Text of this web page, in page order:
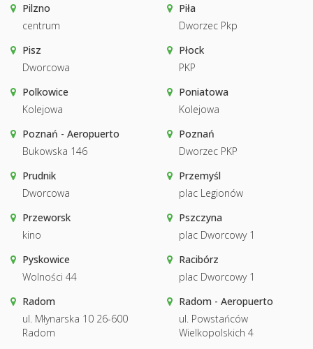
Pilzno
centrum
Piła
Dworzec Pkp
Pisz
Dworcowa
Płock
PKP
Polkowice
Kolejowa
Poniatowa
Kolejowa
Poznań - Aeropuerto
Bukowska 146
Poznań
Dworzec PKP
Prudnik
Dworcowa
Przemyśl
plac Legionów
Przeworsk
kino
Pszczyna
plac Dworcowy 1
Pyskowice
Wolności 44
Racibórz
plac Dworcowy 1
Radom
ul. Młynarska 10 26-600
Radom
Radom - Aeropuerto
ul. Powstańców
Wielkopolskich 4